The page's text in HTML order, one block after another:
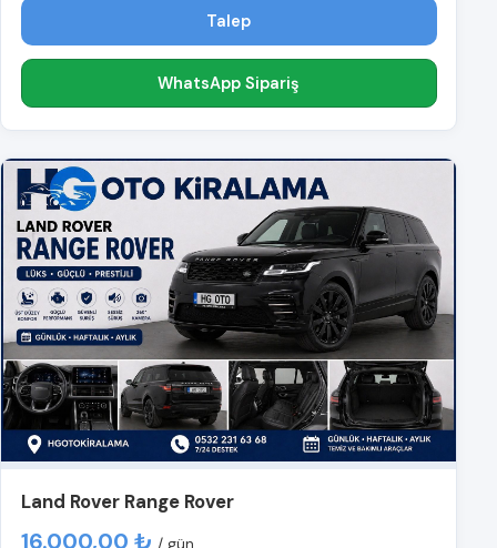
Talep
WhatsApp Sipariş
Land Rover Range Rover
16.000,00 ₺